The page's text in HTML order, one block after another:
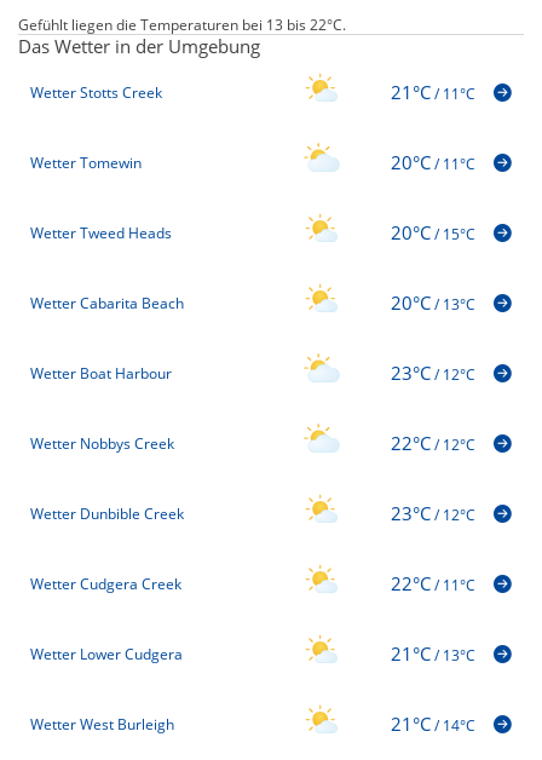
Gefühlt liegen die Temperaturen bei 13 bis 22°C.
Das Wetter in der Umgebung
Wetter Stotts Creek 21°C/11°C
Wetter Tomewin 20°C/11°C
Wetter Tweed Heads 20°C/15°C
Wetter Cabarita Beach 20°C/13°C
Wetter Boat Harbour 23°C/12°C
Wetter Nobbys Creek 22°C/12°C
Wetter Dunbible Creek 23°C/12°C
Wetter Cudgera Creek 22°C/11°C
Wetter Lower Cudgera 21°C/13°C
Wetter West Burleigh 21°C/14°C